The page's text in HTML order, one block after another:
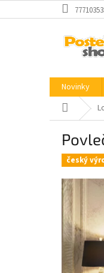
na
Novinky
Domů
český